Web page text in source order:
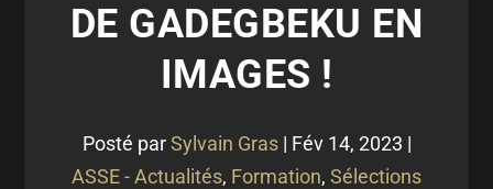
DE GADEGBEKU EN
IMAGES !
Posté parSylvain Gras| Fév 14, 2023 |
ASSE - Actualités, Formation, Sélections